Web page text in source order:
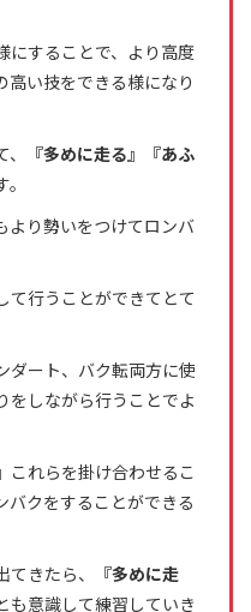
にすることで、より高度
高い技をできる様になり
『多めに走る』『あふ
より勢いをつけてロンバ
て行うことができてとて
ダート、バク転両方に使
をしながら行うことでよ
これらを掛け合わせるこ
バクをすることができる
きたら、
『多めに走
も意識して練習していき